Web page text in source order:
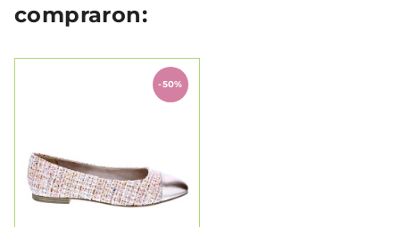
compraron:
-50%